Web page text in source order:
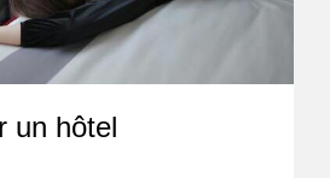
un hôtel